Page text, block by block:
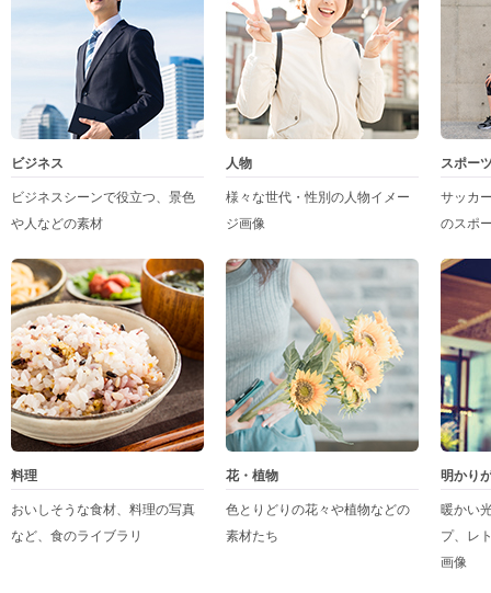
ビジネス
ビジネスシーンで役立つ、景色
や人などの素材
人物
様々な世代・性別の人物イメー
ジ画像
スポー
サッカ
のスポ
料理
おいしそうな食材、料理の写真
など、食のライブラリ
花・植物
色とりどりの花々や植物などの
素材たち
明かり
暖かい
プ、レ
画像